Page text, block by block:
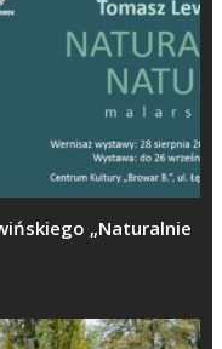
„Naturalnie